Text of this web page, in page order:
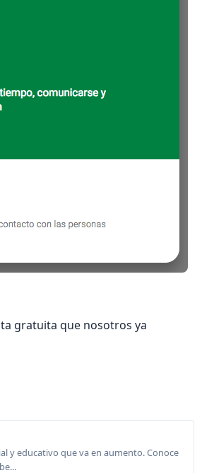
gratuita que nosotros ya
y educativo que va en aumento. Conoce